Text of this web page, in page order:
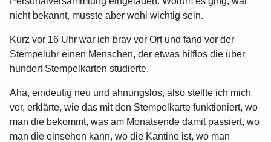
nicht bekannt, musste aber wohl wichtig sein.
Kurz vor 16 Uhr war ich brav vor Ort und fand vor der
Stempeluhr einen Menschen, der etwas hilflos die über
hundert Stempelkarten studierte.
Aha, eindeutig neu und ahnungslos, also stellte ich mich
vor, erklärte, wie das mit den Stempelkarte funktioniert, wo
man die bekommt, was am Monatsende damit passiert, wo
man die einsehen kann, wo die Kantine ist, wo man